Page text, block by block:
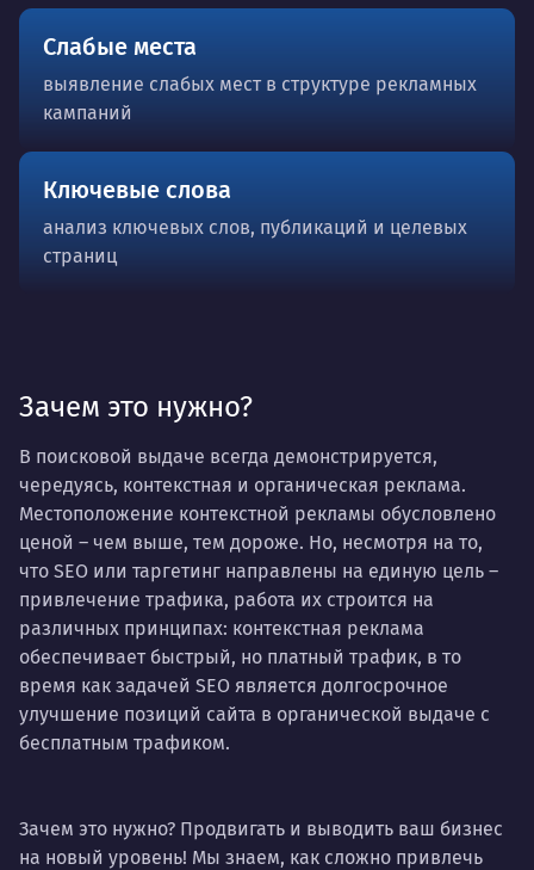
Слабые места
выявление слабых мест в структуре рекламных
кампаний
Ключевые слова
анализ ключевых слов, публикаций и целевых
страниц
Зачем это нужно?
В поисковой выдаче всегда демонстрируется,
чередуясь, контекстная и органическая реклама.
Местоположение контекстной рекламы обусловлено
ценой – чем выше, тем дороже. Но, несмотря на то,
что SEO или таргетинг направлены на единую цель –
привлечение трафика, работа их строится на
различных принципах: контекстная реклама
обеспечивает быстрый, но платный трафик, в то
время как задачей SEO является долгосрочное
улучшение позиций сайта в органической выдаче с
бесплатным трафиком.
Зачем это нужно? Продвигать и выводить ваш бизнес
на новый уровень! Мы знаем, как сложно привлечь